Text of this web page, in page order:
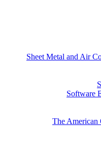
Sheet Metal and Air
Software
The American